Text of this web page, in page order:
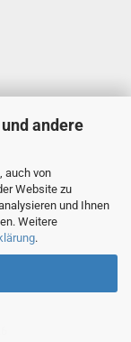
andere
auch von
Website zu
und Ihnen
Weitere
.